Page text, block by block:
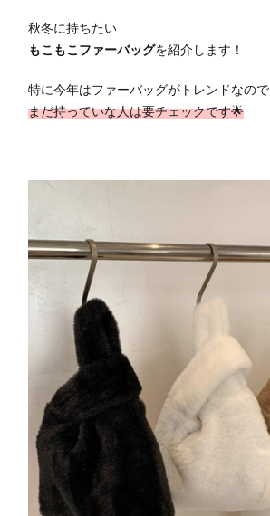
秋冬に持ちたい
もこもこファーバッグを紹介します！
特に今年はファーバッグがトレンドなので
まだ持っていな人は要チェックです🌟